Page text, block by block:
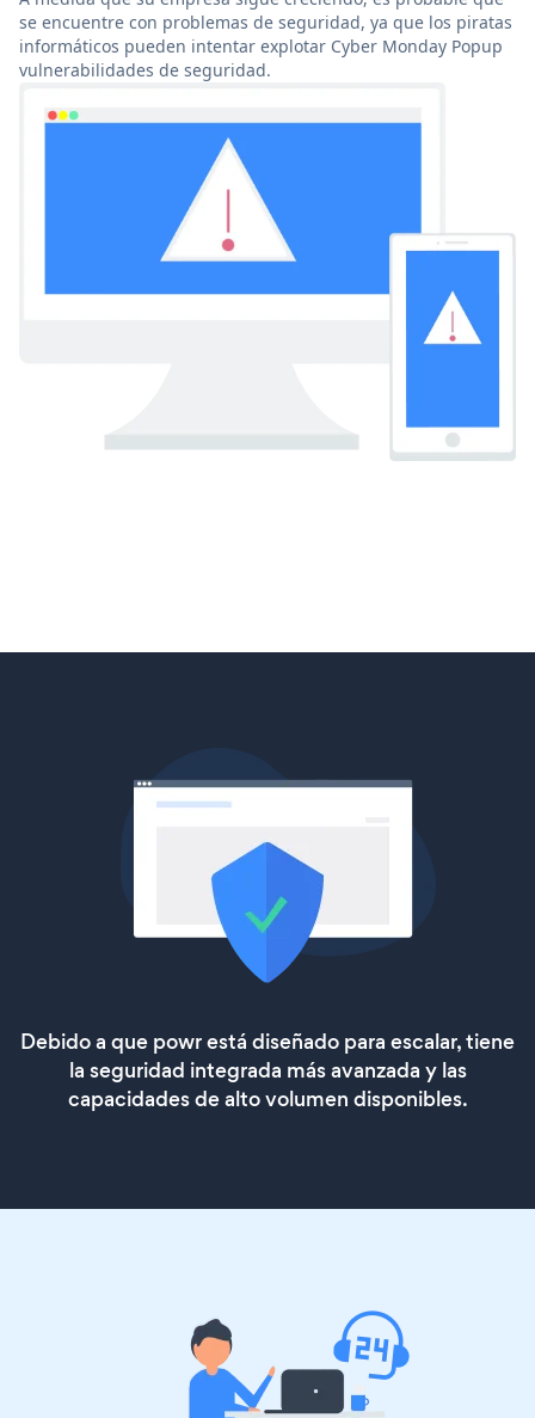
se encuentre con problemas de seguridad, ya que los piratas
informáticos pueden intentar explotar Cyber Monday Popup
vulnerabilidades de seguridad.
Debido a que powr está diseñado para escalar, tiene
la seguridad integrada más avanzada y las
capacidades de alto volumen disponibles.